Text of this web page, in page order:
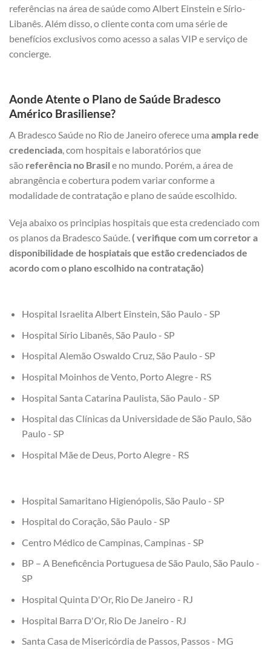
referências na área de saúde como Albert Einstein e Sírio-
Libanês. Além disso, o cliente conta com uma série de
benefícios exclusivos como acesso a salas VIP e serviço de
concierge.
Aonde Atente o Plano de Saúde Bradesco
Américo Brasiliense?
A Bradesco Saúde no Rio de Janeiro oferece uma ampla rede
credenciada , com hospitais e laboratórios que
são referência no Brasil e no mundo. Porém, a área de
abrangência e cobertura podem variar conforme a
modalidade de contratação e plano de saúde escolhido.
Veja abaixo os principias hospitais que esta credenciado com
os planos da Bradesco Saúde. ( verifique com um corretor a
disponibilidade de hospiatais que estão credenciados de
acordo com o plano escolhido na contratação)
Hospital Israelita Albert Einstein, São Paulo - SP
Hospital Sírio Libanês, São Paulo - SP
Hospital Alemão Oswaldo Cruz, São Paulo - SP
Hospital Moinhos de Vento, Porto Alegre - RS
Hospital Santa Catarina Paulista, São Paulo - SP
Hospital das Clínicas da Universidade de São Paulo, São
Paulo - SP
Hospital Mãe de Deus, Porto Alegre - RS
Hospital Samaritano Higienópolis, São Paulo - SP
Hospital do Coração, São Paulo - SP
Centro Médico de Campinas, Campinas - SP
BP – A Beneficência Portuguesa de São Paulo, São Paulo -
SP
Hospital Quinta D'Or, Rio De Janeiro - RJ
Hospital Barra D'Or, Rio De Janeiro - RJ
Santa Casa de Misericórdia de Passos, Passos - MG